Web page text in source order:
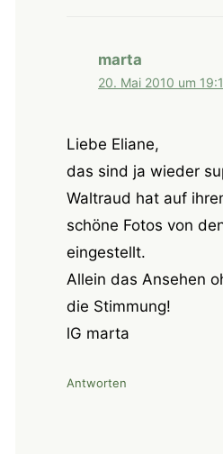
marta
20. Mai 2010 um
Liebe Eliane,
das sind ja wieder
Waltraud hat auf
schöne Fotos von
eingestellt.
Allein das Ansehen
die Stimmung!
lG marta
Antworten